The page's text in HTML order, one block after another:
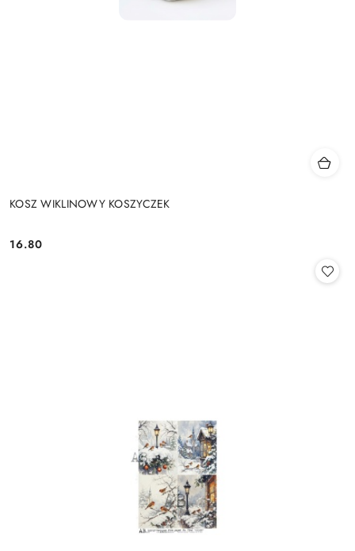
KOSZ WIKLINOWY KOSZYCZEK
Cena:
16.80